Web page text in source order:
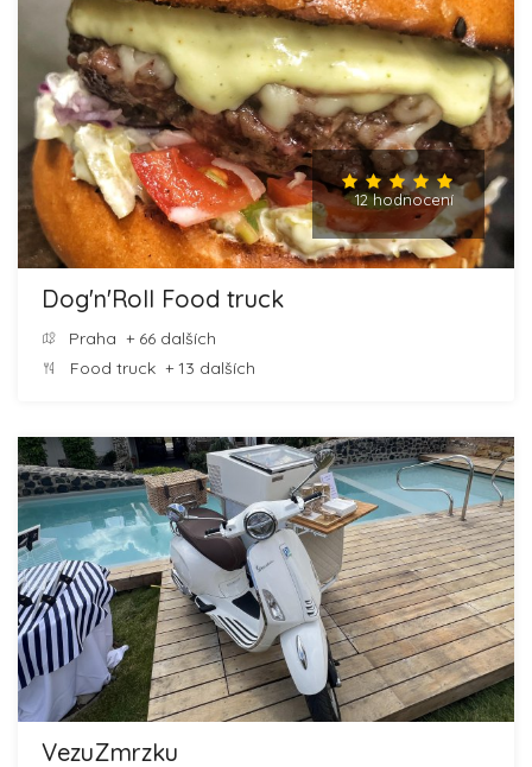
12 hodnocení
Dog'n'Roll Food truck
Praha + 66 dalších
Food truck + 13 dalších
VezuZmrzku